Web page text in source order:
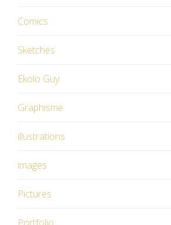
Comics
Sketches
Ekolo Guy
Graphisme
illustrations
images
Pictures